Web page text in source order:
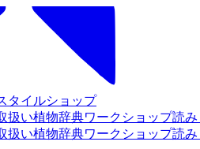
タイルショップ
扱い植物辞典ワークショップ読
扱い植物辞典ワークショップ読